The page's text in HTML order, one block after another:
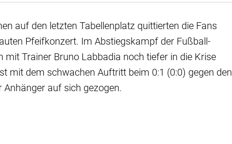
auf den letzten Tabellenplatz quittierten die Fans
Pfeifkonzert. Im Abstiegskampf der Fußball-
mit Trainer Bruno Labbadia noch tiefer in die Krise
mit dem schwachen Auftritt beim 0:1 (0:0) gegen den
auf sich gezogen.